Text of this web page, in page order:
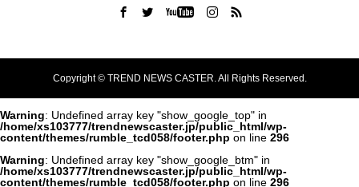
Copyright ©TREND NEWS CASTER. All Rights Reserved.
Warning: Undefined array key "show_google_top" in
/home/xs103777/trendnewscaster.jp/public_html/wp-
content/themes/rumble_tcd058/footer.php on line 296
Warning: Undefined array key "show_google_btm" in
/home/xs103777/trendnewscaster.jp/public_html/wp-
content/themes/rumble_tcd058/footer.php on line 296